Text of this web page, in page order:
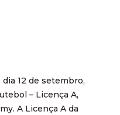
dia 12 de setembro,
– Licença A,
A Licença A da